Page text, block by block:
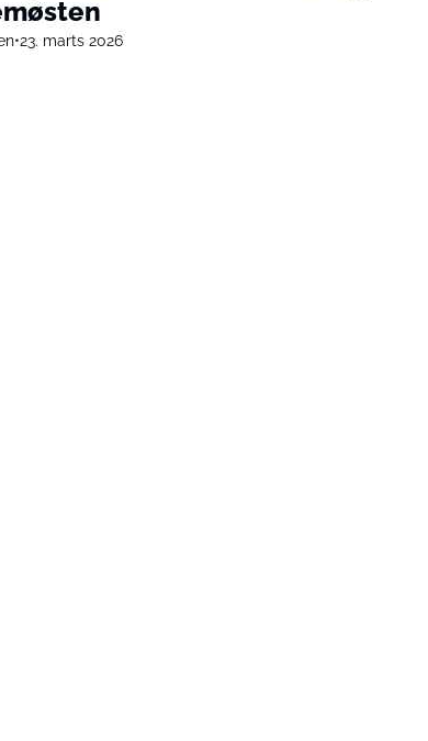
•23. marts 2026